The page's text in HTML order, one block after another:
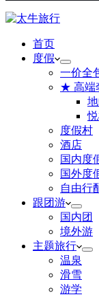
首页
度假
一价全
★ 高端
度假村
酒店
国内度
国外度
自由行
跟团游
国内团
境外游
主题旅行
温泉
滑雪
游学